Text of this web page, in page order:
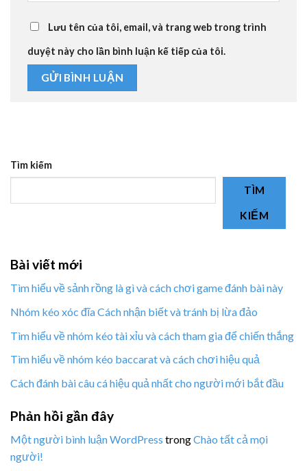
Tìm kiếm
TÌM
KIẾM
Bài viết mới
Tìm hiểu về sảnh rồng là gì và cách chơi game đánh bài này
Nhóm kéo xóc đĩa Cách nhận biết và tránh bị lừa đảo
Tìm hiểu về nhóm kéo tài xỉu và cách tham gia để chiến thắng
Tìm hiểu về nhóm kéo baccarat và cách chơi hiệu quả
Cách đánh bài câu cá hiệu quả nhất cho người mới bắt đầu
Phản hồi gần đây
Một người bình luận WordPress trongChào tất cả mọi
người!
Lưu tên của tôi, email, và trang web trong trình
duyệt này cho lần bình luận kế tiếp của tôi.